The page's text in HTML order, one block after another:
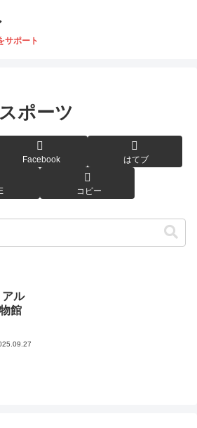
サポート
ポーツ
Facebook はてブ
コピー
アル
館